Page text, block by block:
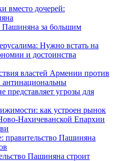
вместо дочерей:
Пашиняна за большим
Нужно встать на
и достоинства
властей Армении против
угрозы для
как устроен рынок
Нахичеванской Епархии
правительство Пашиняна
Пашиняна строит